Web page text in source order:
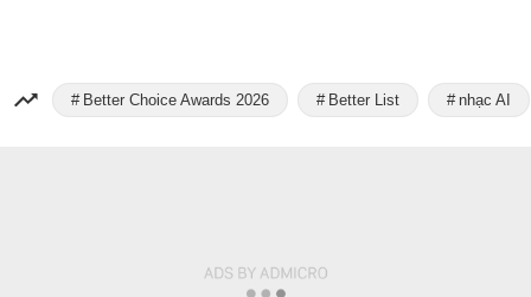
Better Choice Awards 2026 Better List nhạc AI